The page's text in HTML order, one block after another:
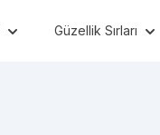
Güzellik Sırları